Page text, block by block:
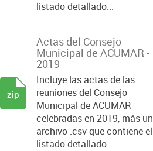
listado detallado...
Actas del Consejo
Municipal de ACUMAR -
2019
Incluye las actas de las
reuniones del Consejo
Municipal de ACUMAR
celebradas en 2019, más un
archivo .csv que contiene el
listado detallado...
zip